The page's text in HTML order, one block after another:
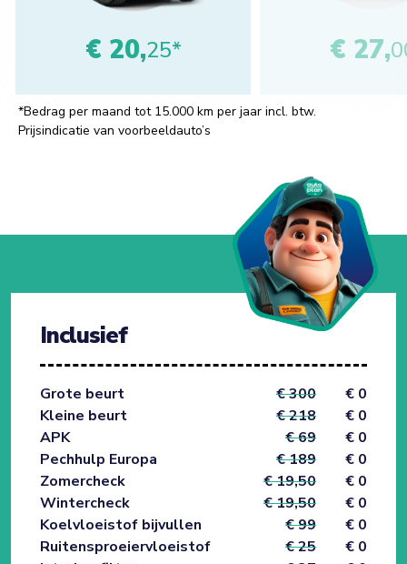
€ 20,25* € 27,
*Bedrag per maand tot 15.000 km per jaar incl. btw.
Prijsindicatie van voorbeeldauto’s
Inclusief
Grote beurt € 300
€ 0
Kleine beurt
€ 218
€ 0
APK
€ 69
€ 0
Pechhulp Europa
€ 189
€ 0
Zomercheck
€ 19,50
€ 0
Wintercheck
€ 19,50
€ 0
Koelvloeistof bijvullen
€ 99
€ 0
Ruitensproeiervloeistof
€ 25
€ 0